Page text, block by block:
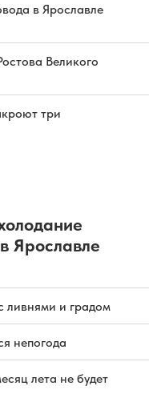
в Ярославле
Великого
три
Ярославле
ливнями и градом
непогода
лета не будет